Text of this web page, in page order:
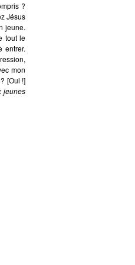
?
Jésus
jeune.
tout le
entrer.
mon
[Oui !]
jeunes